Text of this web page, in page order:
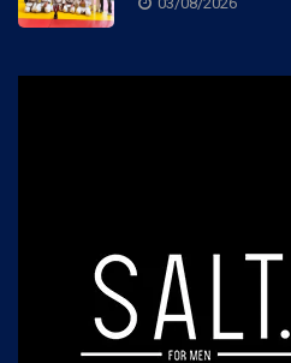
03/08/2026